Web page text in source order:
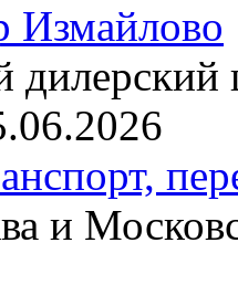
Измайлово
и